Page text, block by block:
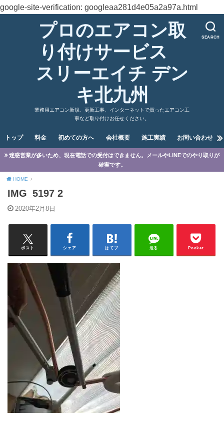
google-site-verification: googleaa281d4e05a2a97a.html
SEARCH
プロのエアコン取
り付けサービス
スリーエイチ デン
キ北九州
業務用エアコン新規、更新工事、インターネットで買ったエアコン工
事など取り付けお任せください。
トップ 料金 初めての方へ 会社概要 施工実績 お問い合わせ
迷惑営業が多いため、現在電話での受付はできません。メールやLINEでのやり取りが
確実です。
HOME
IMG_5197 2
2020年2月8日
ポスト シェア はてブ 送る Pocket